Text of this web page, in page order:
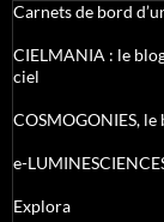
Carnets de bord
CIELMANIA : le
ciel
COSMOGONIES,
e-
Explora